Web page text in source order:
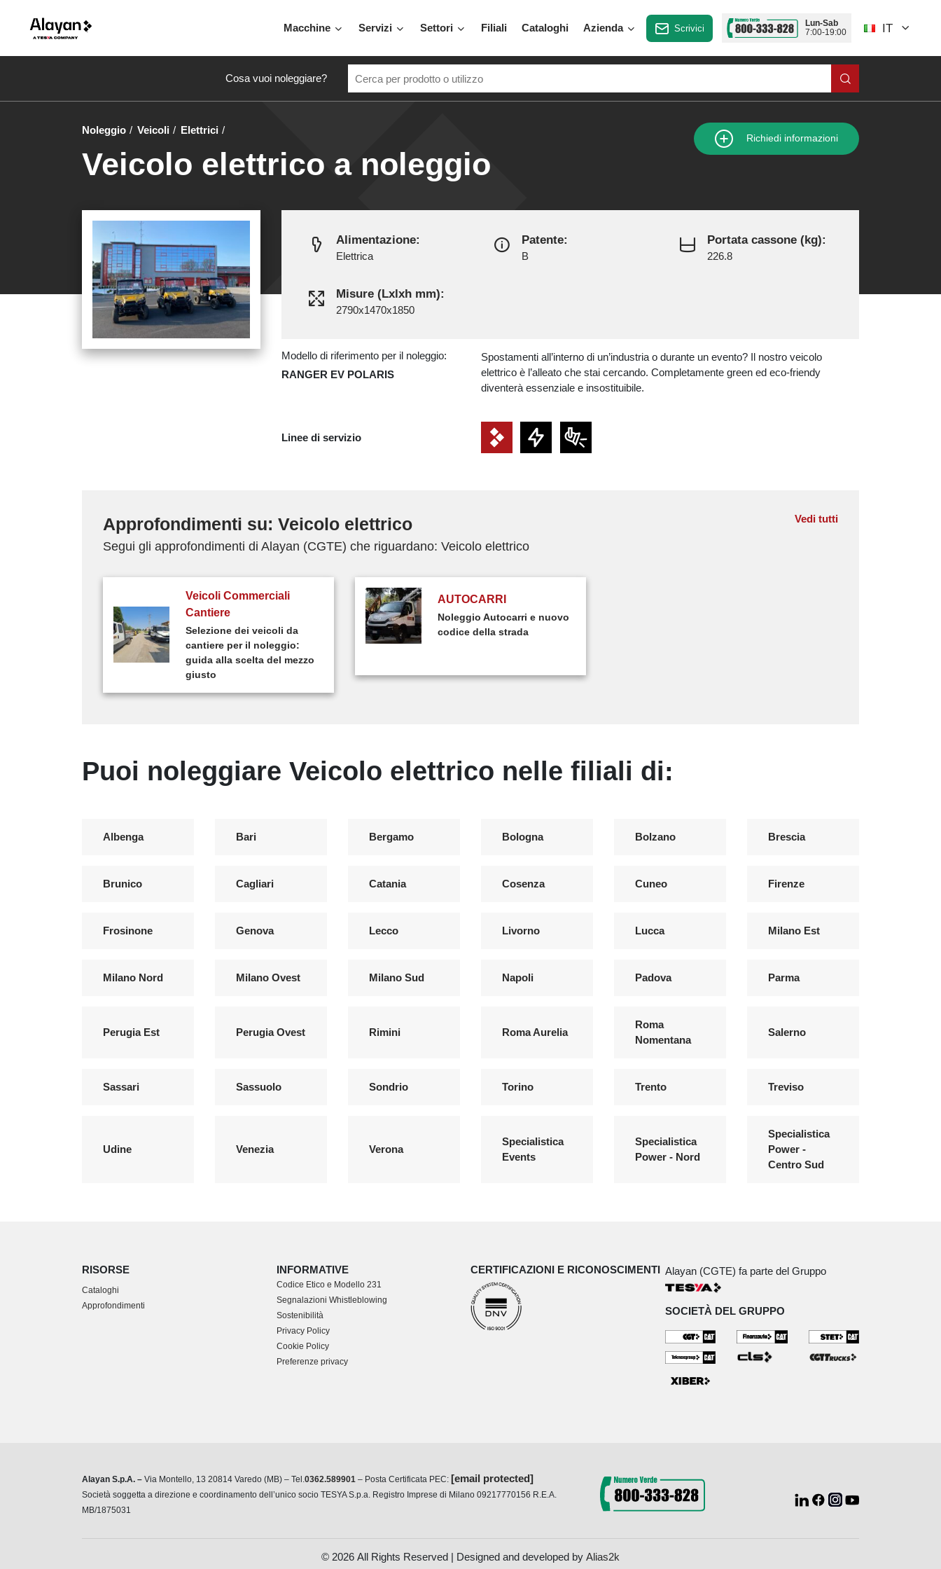
Macchine Servizi Settori Filiali Cataloghi Azienda Scrivici
Lun-Sab
7:00-19:00
IT
Cosa vuoi noleggiare?
Noleggio Veicoli Elettrici
Veicolo elettrico a noleggio
Richiedi informazioni
Alimentazione:
Elettrica
Patente:
B
Portata cassone (kg):
226.8
Misure (Lxlxh mm):
2790x1470x1850
Modello di riferimento per il noleggio:
RANGER EV POLARIS
Spostamenti all’interno di un’industria o durante un evento? Il nostro veicolo
elettrico è l’alleato che stai cercando. Completamente green ed eco-friendy
diventerà essenziale e insostituibile.
Linee di servizio
Approfondimenti su: Veicolo elettrico Vedi tutti
Segui gli approfondimenti di Alayan (CGTE) che riguardano: Veicolo elettrico
Veicoli Commerciali
Cantiere
Selezione dei veicoli da
cantiere per il noleggio:
guida alla scelta del mezzo
giusto
AUTOCARRI
Noleggio Autocarri e nuovo
codice della strada
Puoi noleggiare Veicolo elettrico nelle filiali di:
Albenga Bari Bergamo Bologna Bolzano Brescia
Brunico Cagliari Catania Cosenza Cuneo Firenze
Frosinone Genova Lecco Livorno Lucca Milano Est
Milano Nord Milano Ovest Milano Sud Napoli Padova Parma
Perugia Est Perugia Ovest Rimini Roma Aurelia
Roma
Nomentana
Salerno
Sassari Sassuolo Sondrio Torino Trento Treviso
Udine Venezia Verona
Specialistica
Events
Specialistica
Power - Nord
Specialistica
Power -
Centro Sud
RISORSE
Cataloghi
Approfondimenti
INFORMATIVE
Codice Etico e Modello 231
Segnalazioni Whistleblowing
Sostenibilità
Privacy Policy
Cookie Policy
Preferenze privacy
CERTIFICAZIONI E RICONOSCIMENTI Alayan (CGTE) fa parte del Gruppo
SOCIETÀ DEL GRUPPO
Alayan S.p.A. – Via Montello, 13 20814 Varedo (MB) – Tel.0362.589901 – Posta Certificata PEC: [email protected]
Società soggetta a direzione e coordinamento dell’unico socio TESYA S.p.a. Registro Imprese di Milano 09217770156 R.E.A.
MB/1875031
© 2026 All Rights Reserved | Designed and developed by Alias2k